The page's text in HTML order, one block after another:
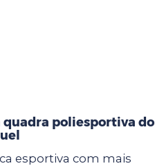
poliesportiva do
esportiva com mais